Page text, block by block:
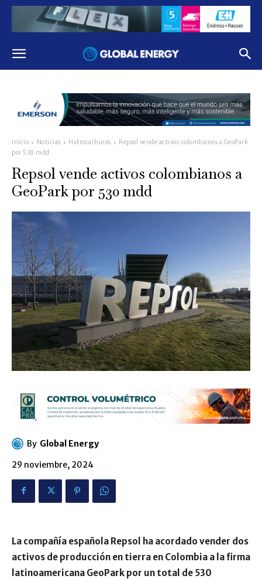
Inicio Noticias Hidrocarburos
Repsol vende activos colombianos a GeoPark
por 530 mdd
Repsol vende activos colombianos a
GeoPark por 530 mdd
By Global Energy
29 noviembre, 2024
La compañía española Repsol ha acordado vender dos
activos de producción en tierra en Colombia a la firma
latinoamericana GeoPark por un total de 530